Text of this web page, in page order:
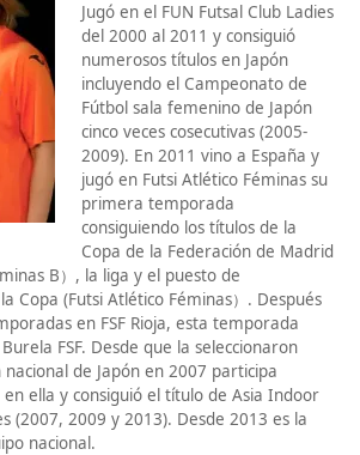
Jugó en el FUN Futsal Club Ladies
del 2000 al 2011 y consiguió
numerosos títulos en Japón
incluyendo el Campeonato de
Fútbol sala femenino de Japón
cinco veces cosecutivas (2005-
2009). En 2011 vino a España y
jugó en Futsi Atlético Féminas su
primera temporada
consiguiendo los títulos de la
Copa de la Federación de Madrid
B）, la liga y el puesto de
Copa (Futsi Atlético Féminas）. Después
en FSF Rioja, esta temporada
FSF. Desde que la seleccionaron
nacional de Japón en 2007 participa
ella y consiguió el título de Asia Indoor
(2007, 2009 y 2013). Desde 2013 es la
nacional.